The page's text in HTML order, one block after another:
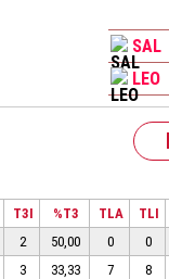
SAL
LEO
T3I %T3 TLA TLI
2 50,00 0 0
3 33,33 7 8